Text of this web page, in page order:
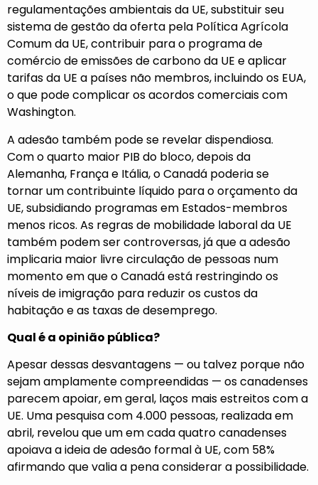
regulamentações ambientais da UE, substituir seu
sistema de gestão da oferta pela Política Agrícola
Comum da UE, contribuir para o programa de
comércio de emissões de carbono da UE e aplicar
tarifas da UE a países não membros, incluindo os EUA,
o que pode complicar os acordos comerciais com
Washington.
A adesão também pode se revelar dispendiosa.
Como quarto maior PIB do bloco, depois da
Alemanha, França e Itália, o Canadá poderia se
tornarum contribuinte líquido para o orçamento da
UE, subsidiando programas em Estados-membros
menos ricos. As regras de mobilidade laboral da UE
também podem ser controversas, já que a adesão
implicaria maior livre circulação de pessoas num
momento em que o Canadá está restringindo os
níveis de imigração para reduzir os custos da
habitação e as taxas de desemprego.
Qual é a opinião pública?
Apesar dessas desvantagens — ou talvez porque não
sejam amplamente compreendidas — os canadenses
parecem apoiar, em geral, laços mais estreitos com a
UE. Uma pesquisa com 4.000 pessoas, realizada em
abril, revelou que um em cada quatro canadenses
apoiava a ideia de adesão formal à UE, com 58%
afirmando que valia a pena considerar a possibilidade.